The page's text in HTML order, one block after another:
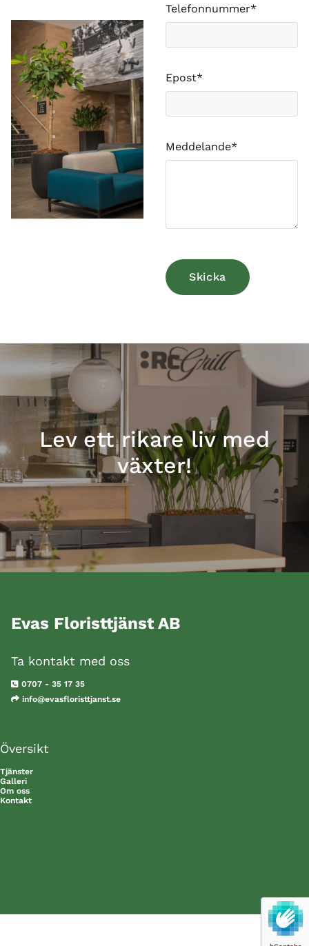
Telefonnummer*
Epost*
Meddelande*
Lev ett rikare liv med
växter!
Evas Floristtjänst AB
Ta kontakt med oss
 0707 - 35 17 35
 info@evasfloristtjanst.se
Översikt
Tjänster
Galleri
Om oss
Kontakt